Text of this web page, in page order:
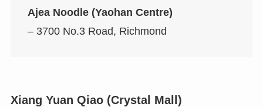
Ajea Noodle (Yaohan Centre)
– 3700 No.3 Road, Richmond
Xiang Yuan Qiao (Crystal Mall)